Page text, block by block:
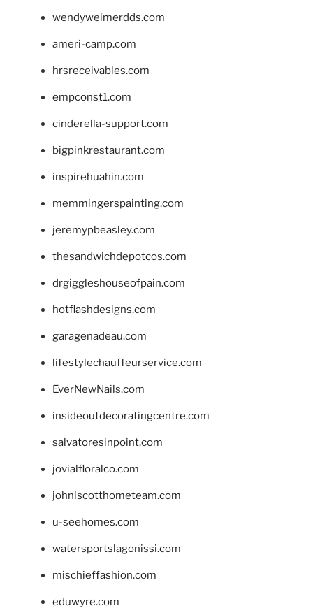
wendyweimerdds.com
ameri-camp.com
hrsreceivables.com
empconst1.com
cinderella-support.com
bigpinkrestaurant.com
inspirehuahin.com
memmingerspainting.com
jeremypbeasley.com
thesandwichdepotcos.com
drgiggleshouseofpain.com
hotflashdesigns.com
garagenadeau.com
lifestylechauffeurservice.com
EverNewNails.com
insideoutdecoratingcentre.com
salvatoresinpoint.com
jovialfloralco.com
johnlscotthometeam.com
u-seehomes.com
watersportslagonissi.com
mischieffashion.com
eduwyre.com